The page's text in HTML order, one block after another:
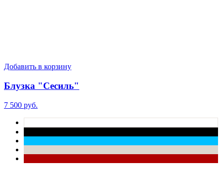
Добавить в корзину
Блузка "Сесиль"
7 500 руб.